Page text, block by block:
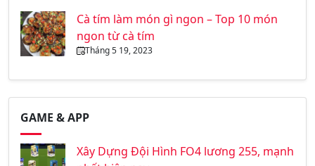
Cà tím làm món gì ngon – Top 10 món
ngon từ cà tím
Tháng 5 19, 2023
GAME & APP
Xây Dựng Đội Hình FO4 lương 255, mạnh